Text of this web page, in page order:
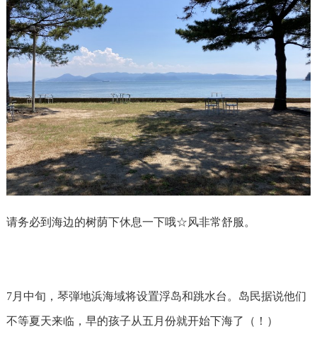
请务必到海边的树荫下休息一下哦☆风非常舒服。
7月中旬，琴弾地浜海域将设置浮岛和跳水台。岛民据说他们
不等夏天来临，早的孩子从五月份就开始下海了（！）